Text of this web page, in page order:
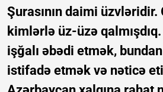
Şurasının daimi üzvləridir.
kimlərlə üz-üzə
işğalı əbədi etmək,
istifadə etmək və nəticə